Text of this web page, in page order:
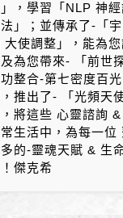
，學習「NLP 神
」；並傳承了-「
大使調整」，能為
為您帶來- 「前世
整合-第七密度百
，推出了- 「光頻天
將這些 心靈諮詢
常生活中，為每一
的-靈魂天賦 & 生
傑克希